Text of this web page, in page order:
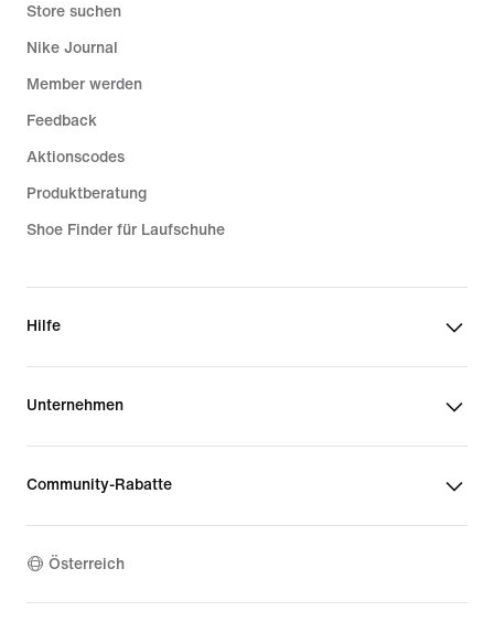
Store suchen
Nike Journal
Member werden
Feedback
Aktionscodes
Produktberatung
Shoe Finder für Laufschuhe
Hilfe
Unternehmen
Community-Rabatte
Österreich